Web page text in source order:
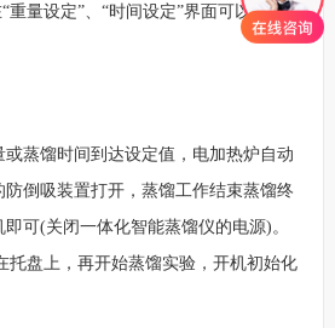
重量设定”、“时间设定”界面可以进修修
蒸馏时间到达设定值，电加热炉自动
倒吸装置打开，蒸馏工作结束蒸馏终
可(关闭一体化智能蒸馏仪的电源)。
托盘上，再开始蒸馏实验，开机初始化